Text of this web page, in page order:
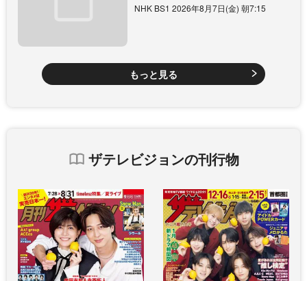
NHK BS1 2026年8月7日(金) 朝7:15
もっと見る
ザテレビジョンの刊行物